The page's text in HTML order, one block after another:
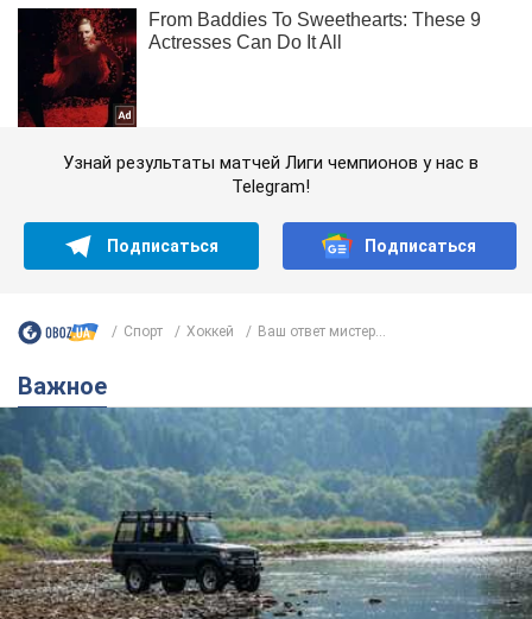
Узнай результаты матчей Лиги чемпионов у нас в
Telegram!
Подписаться Подписаться
Спорт Хоккей Ваш ответ мистер...
Важное